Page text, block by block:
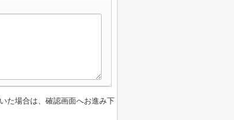
た場合は、確認画面へお進み下